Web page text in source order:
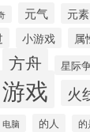
元气 元素
小游戏 属
方舟 星际
游戏 火
电脑 的人 的